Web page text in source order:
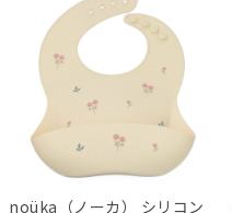
noüka（ノーカ） シリコン